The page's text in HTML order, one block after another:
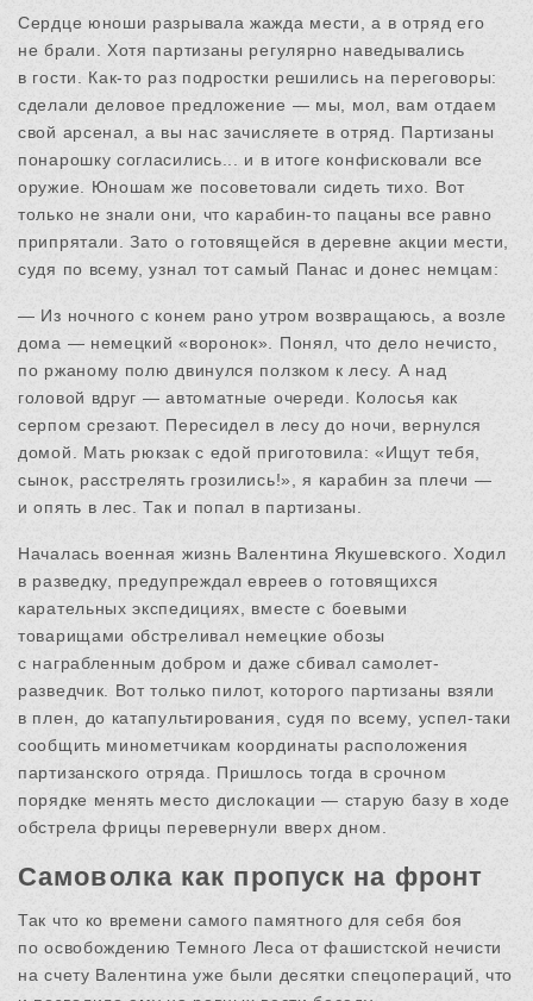
Сердце юноши разрывала жажда мести, а в отряд его
не брали. Хотя партизаны регулярно наведывались
в гости. Как-то раз подростки решились на переговоры:
сделали деловое предложение — мы, мол, вам отдаем
свой арсенал, а вы нас зачисляете в отряд. Партизаны
понарошку согласились... и в итоге конфисковали все
оружие. Юношам же посоветовали сидеть тихо. Вот
только не знали они, что карабин-то пацаны все равно
припрятали. Зато о готовящейся в деревне акции мести,
судя по всему, узнал тот самый Панас и донес немцам:
— Из ночного с конем рано утром возвращаюсь, а возле
дома — немецкий «воронок». Понял, что дело нечисто,
по ржаному полю двинулся ползком к лесу. А над
головой вдруг — автоматные очереди. Колосья как
серпом срезают. Пересидел в лесу до ночи, вернулся
домой. Мать рюкзак с едой приготовила: «Ищут тебя,
сынок, расстрелять грозились!», я карабин за плечи —
и опять в лес. Так и попал в партизаны.
Началась военная жизнь Валентина Якушевского. Ходил
в разведку, предупреждал евреев о готовящихся
карательных экспедициях, вместе с боевыми
товарищами обстреливал немецкие обозы
с награбленным добром и даже сбивал самолет-
разведчик. Вот только пилот, которого партизаны взяли
в плен, до катапультирования, судя по всему, успел-таки
сообщить минометчикам координаты расположения
партизанского отряда. Пришлось тогда в срочном
порядке менять место дислокации — старую базу в ходе
обстрела фрицы перевернули вверх дном.
Самоволка как пропуск на фронт
Так что ко времени самого памятного для себя боя
по освобождению Темного Леса от фашистской нечисти
на счету Валентина уже были десятки спецопераций, что